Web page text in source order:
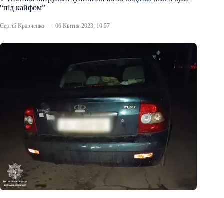
“під кайфом”
Сергій Кравченко 06 Квітня 2023, 10:57